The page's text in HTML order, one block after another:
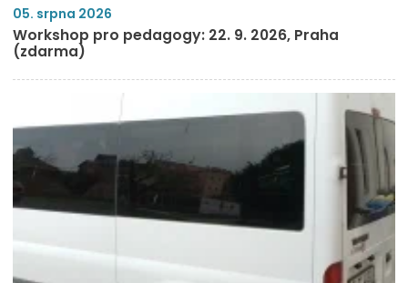
05. srpna 2026
Workshop pro pedagogy: 22. 9. 2026, Praha
(zdarma)